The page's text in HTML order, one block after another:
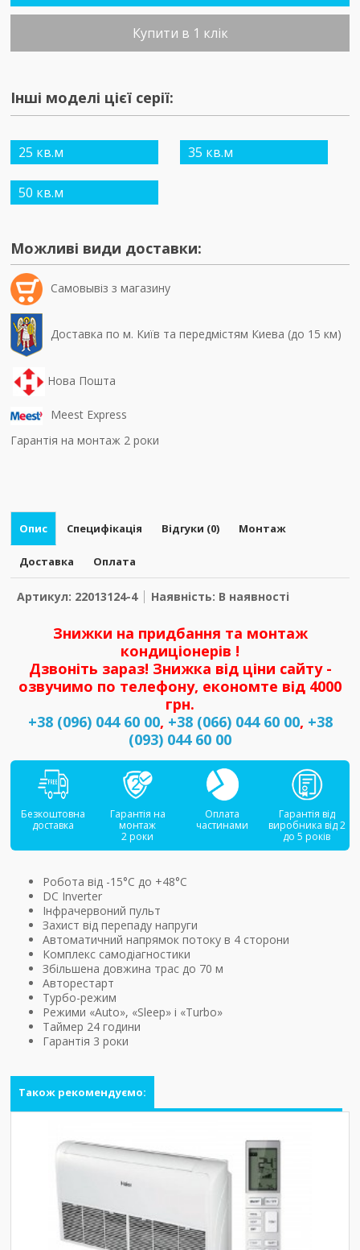
Купити в 1 клік
Інші моделі цієї серії:
25 кв.м 35 кв.м
50 кв.м
Можливі види доставки:
Самовывiз з магазину
Доставка по м. Київ та передмістям Киева (до 15 км)
Нова Пошта
Meest Express
Гарантія на монтаж 2 роки
Опис Специфікація Відгуки (0) Монтаж
Доставка Оплата
Артикул: 22013124-4 Наявність: В наявності
Знижки на придбання та монтаж
кондиціонерів !
Дзвоніть зараз! Знижка від ціни сайту -
озвучимо по телефону, економте від 4000
грн.
+38 (096) 044 60 00, +38 (066) 044 60 00, +38
(093) 044 60 00
Безкоштовна
доставка
Гарантія на
монтаж
2 роки
Оплата
частинами
Гарантія від
виробника від 2
до 5 років
Робота від -15°С до +48°С
DC Inverter
Інфрачервоний пульт
Захист від перепаду напруги
Автоматичний напрямок потоку в 4 сторони
Комплекс самодіагностики
Збільшена довжина трас до 70 м
Авторестарт
Турбо-режим
Режими «Auto», «Sleep» і «Turbo»
Таймер 24 години
Гарантія 3 роки
Також рекомендуємо: